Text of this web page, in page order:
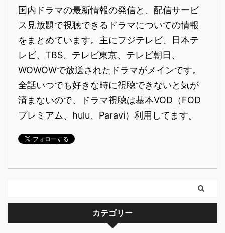
国内ドラマの最新情報の発信と、配信サービ
ス見放題で視聴できるドラマについての情報
をまとめています。主にフジテレビ、日本テ
レビ、TBS、テレビ東京、テレビ朝日、
WOWOWで放送されたドラマがメインです。
全話いつでも好きな時に視聴できないと気が
済まないので、ドラマ視聴は基本VOD（FOD
プレミアム、hulu、Paravi）利用してます。
カテゴリー